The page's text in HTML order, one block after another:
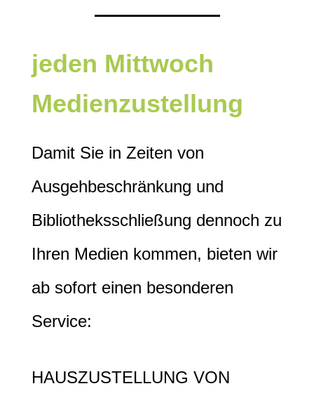
jeden Mittwoch
Medienzustellung
Damit Sie in Zeiten von
Ausgehbeschränkung und
Bibliotheksschließung dennoch zu
Ihren Medien kommen, bieten wir
ab sofort einen besonderen
Service:
HAUSZUSTELLUNG VON